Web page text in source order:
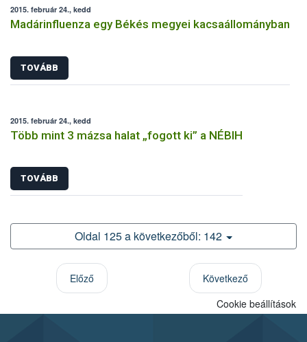
2015. február 24., kedd
Madárinfluenza egy Békés megyei kacsaállományban
TOVÁBB
2015. február 24., kedd
Több mint 3 mázsa halat „fogott ki” a NÉBIH
TOVÁBB
Oldal 125 a következőből: 142
Előző
Következő
Cookie beállítások